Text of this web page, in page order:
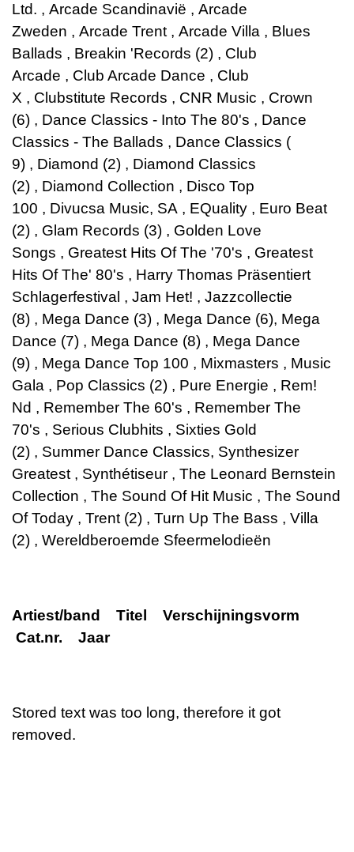
Ltd. , Arcade Scandinavië , Arcade
Zweden , Arcade Trent , Arcade Villa , Blues
Ballads , Breakin 'Records (2) , Club
Arcade , Club Arcade Dance , Club
X , Clubstitute Records , CNR Music , Crown
(6) , Dance Classics - Into The 80's , Dance
Classics - The Ballads , Dance Classics (
9) , Diamond (2) , Diamond Classics
(2) , Diamond Collection , Disco Top
100 , Divucsa Music, SA , EQuality , Euro Beat
(2) , Glam Records (3) , Golden Love
Songs , Greatest Hits Of The '70's , Greatest
Hits Of The' 80's , Harry Thomas Präsentiert
Schlagerfestival , Jam Het! , Jazzcollectie
(8) , Mega Dance (3) , Mega Dance (6), Mega
Dance (7) , Mega Dance (8) , Mega Dance
(9) , Mega Dance Top 100 , Mixmasters , Music
Gala , Pop Classics (2) , Pure Energie , Rem!
Nd , Remember The 60's , Remember The
70's , Serious Clubhits , Sixties Gold
(2) , Summer Dance Classics, Synthesizer
Greatest , Synthétiseur , The Leonard Bernstein
Collection , The Sound Of Hit Music , The Sound
Of Today , Trent (2) , Turn Up The Bass , Villa
(2) , Wereldberoemde Sfeermelodieën
Artiest/band Titel Verschijningsvorm
Cat.nr. Jaar
Stored text was too long, therefore it got
removed.